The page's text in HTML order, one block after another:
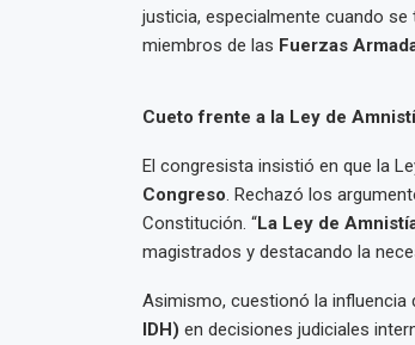
justicia, especialmente cuando
miembros de las Fuerzas
Cueto frente a la Ley de
El congresista insistió en que la
Congreso. Rechazó los
Constitución. “La Ley de
magistrados y destacando la
Asimismo, cuestionó la influencia
IDH) en decisiones judiciales